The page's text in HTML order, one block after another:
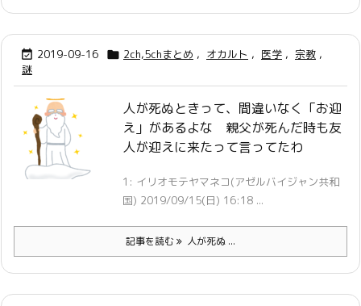
 2019-09-16  2ch,5chまとめ , オカルト , 医学 , 宗教 ,
謎
人が死ぬときって、間違いなく「お迎
え」があるよな 親父が死んだ時も友
人が迎えに来たって言ってたわ
1: イリオモテヤマネコ(アゼルバイジャン共和
国) 2019/09/15(日) 16:18 ...
記事を読む 人が死ぬ ...